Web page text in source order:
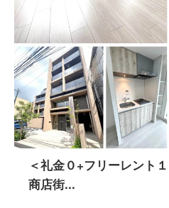
＜礼金０+フリーレント
商店街...